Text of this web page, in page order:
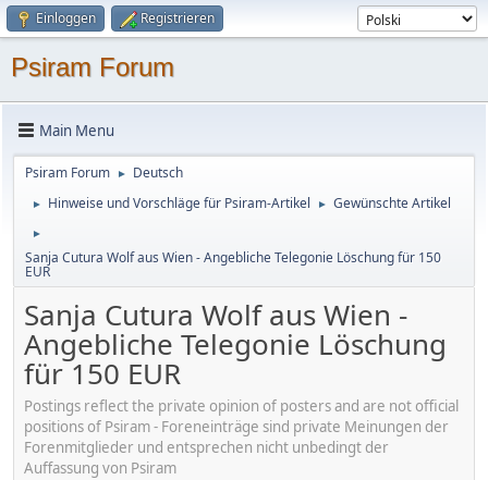
Einloggen Registrieren
Psiram Forum
Main Menu
Psiram Forum ► Deutsch
► Hinweise und Vorschläge für Psiram-Artikel ► Gewünschte Artikel
►
Sanja Cutura Wolf aus Wien - Angebliche Telegonie Löschung für 150
EUR
Sanja Cutura Wolf aus Wien -
Angebliche Telegonie Löschung
für 150 EUR
Postings reflect the private opinion of posters and are not official
positions of Psiram - Foreneinträge sind private Meinungen der
Forenmitglieder und entsprechen nicht unbedingt der
Auffassung von Psiram